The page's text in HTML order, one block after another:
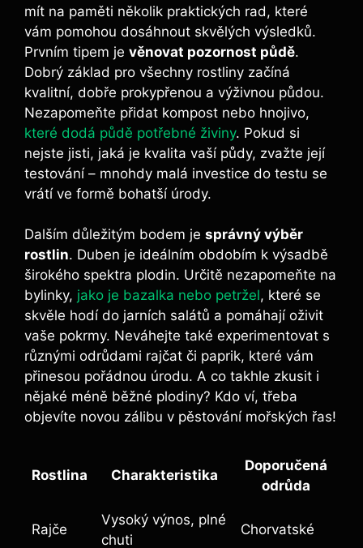
mít na paměti několik praktických rad, které
vám pomohou dosáhnout skvělých výsledků.
Prvním tipem je věnovat pozornost půdě.
Dobrý základ pro všechny rostliny začíná
kvalitní, dobře prokypřenou a výživnou půdou.
Nezapomeňte přidat kompost nebo hnojivo,
které dodá půdě potřebné živiny. Pokud si
nejste jisti, jaká je kvalita vaší půdy, zvažte její
testování – mnohdy malá investice do testu se
vrátí ve formě bohatší úrody.
Dalším důležitým bodem je správný výběr
rostlin. Duben je ideálním obdobím k výsadbě
širokého spektra plodin. Určitě nezapomeňte na
bylinky, jako je bazalka nebo petržel, které se
skvěle hodí do jarních salátů a pomáhají oživit
vaše pokrmy. Neváhejte také experimentovat s
různými odrůdami rajčat či paprik, které vám
přinesou pořádnou úrodu. A co takhle zkusit i
nějaké méně běžné plodiny? Kdo ví, třeba
objevíte novou zálibu v pěstování mořských řas!
Rostlina Charakteristika
Doporučená
odrůda
Rajče
Vysoký výnos, plné
chuti
Chorvatské